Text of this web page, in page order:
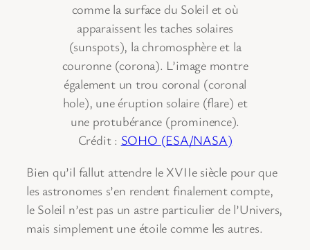
comme la surface du Soleil et où
apparaissent les taches solaires
(sunspots), la chromosphère et la
couronne (corona). L’image montre
également un trou coronal (coronal
hole), une éruption solaire (flare) et
une protubérance (prominence).
Crédit : SOHO (ESA/NASA)
Bien qu’il fallut attendre le XVIIe siècle pour que
les astronomes s’en rendent finalement compte,
le Soleil n’est pas un astre particulier de l’Univers,
mais simplement une étoile comme les autres.